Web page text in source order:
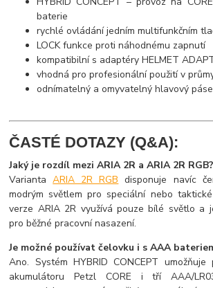
baterie
rychlé ovládání jedním multifunkčním
LOCK funkce proti náhodnému zapnutí
kompatibilní s adaptéry HELMET
vhodná pro profesionální použití v
odnímatelný a omyvatelný hlavový
ČASTÉ DOTAZY (Q&A):
Jaký je rozdíl mezi ARIA 2R a ARIA 2R RGB?
VariantaARIA 2R RGB disponuje navíc
modrým světlem pro speciální nebo
verze ARIA 2R využívá pouze bílé světlo a
pro běžné pracovní nasazení.
Je možné používat čelovku i s AAA
Ano. Systém HYBRID CONCEPT umožňuje
akumulátoru Petzl CORE i tří AAA/